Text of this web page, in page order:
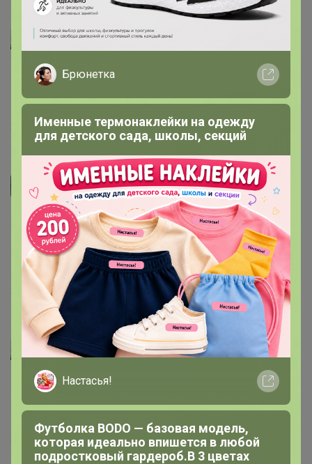
Леныра
МАМА И ДОЧЬ, фото коробки есть в галерее. Я могу
поставщику пожелания по поводу цвета парусов
отправить, но не могу гарантировать что он их учтет
26 января, 2024 13:14
МАМА И ДОЧЬ
Здравствуйте! Нужен с алыми парусами. Или не
угадаешь какие попадутся? И еще вопрос на коробке
самой паруса какого цвета? Хочу на 14 февраля
заказать
26 января, 2024 11:20
Леныра
Milve,
Здравствуйте, паруса красные )
‌Можно забрать в субботу на Баумана 20в с 10 до 16)
29 сентября, 2023 20:46
Брюнетка
Именные термонаклейки на одежду
для детского сада, школы, секций
Настасья!
Футболка BODO — базовая модель,
которая идеально впишется в любой
подростковый гардероб.В 3 цветах